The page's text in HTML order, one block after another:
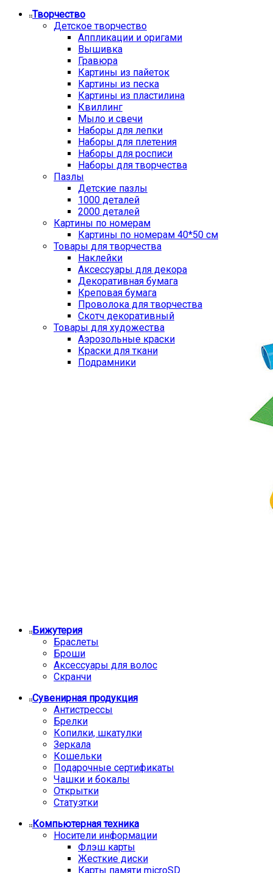
Творчество
Детское творчество
Аппликации и оригами
Вышивка
Гравюра
Картины из пайеток
Картины из песка
Картины из пластилина
Квиллинг
Мыло и свечи
Наборы для лепки
Наборы для плетения
Наборы для росписи
Наборы для творчества
Пазлы
Детские пазлы
1000 деталей
2000 деталей
Картины по номерам
Картины по номерам 40*50 см
Товары для творчества
Наклейки
Аксессуары для декора
Декоративная бумага
Креповая бумага
Проволока для творчества
Скотч декоративный
Товары для художества
Аэрозольные краски
Краски для ткани
Подрамники
Бижутерия
Браслеты
Броши
Аксессуары для волос
Скранчи
Сувенирная продукция
Антистрессы
Брелки
Копилки, шкатулки
Зеркала
Кошельки
Подарочные сертификаты
Чашки и бокалы
Открытки
Статуэтки
Компьютерная техника
Носители информации
Флэш карты
Жесткие диски
Карты памяти microSD